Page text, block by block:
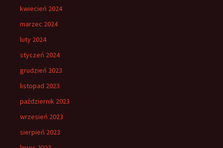
kwiecień 2024
marzec 2024
luty 2024
styczeń 2024
grudzień 2023
listopad 2023
październik 2023
wrzesień 2023
sierpień 2023